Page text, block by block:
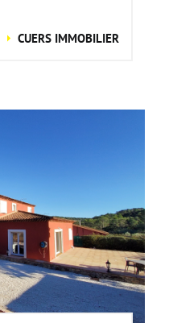
CUERS IMMOBILIER